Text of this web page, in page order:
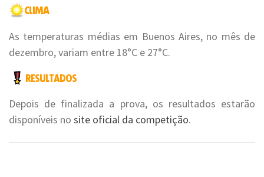
As temperaturas médias em Buenos Aires, no mês de
dezembro, variam entre 18°C e 27°C.
Depois de finalizada a prova, os resultados estarão
disponíveis no site oficial da competição.